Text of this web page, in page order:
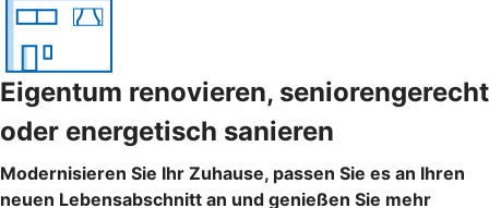
Eigentum renovieren, seniorengerecht
oder energetisch sanieren
Modernisieren Sie Ihr Zuhause, passen Sie es an Ihren
neuen Lebensabschnitt an und genießen Sie mehr